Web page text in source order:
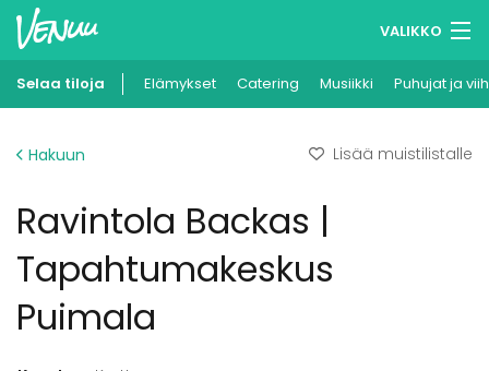
VALIKKO
Muistilistasi
Ilmoita kohteesi
Selaa tiloja Elämykset Catering Musiikki Puhujat ja
Hakuun Lisää muistilistalle
Ravintola Backas |
Tapahtumakeskus
Puimala